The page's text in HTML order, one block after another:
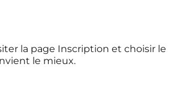
la page Inscription et choisir le
le mieux.